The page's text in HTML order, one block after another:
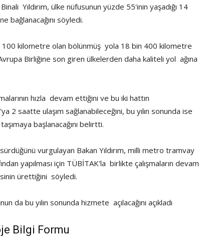
Yıldırım, ülke nüfusunun yüzde 55'inin yaşadığı 14
bağlanacağını söyledi.
100 kilometre olan bölünmüş yola 18 bin 400 kilometre
Birliğine son giren ülkelerden daha kaliteli yol ağına
hızla devam ettiğini ve bu iki hattın
2 saatte ulaşım sağlanabileceğini, bu yılın sonunda ise
başlanacağını belirtti.
vurgulayan Bakan Yıldırım, milli metro tramvay
yapılması için TÜBİTAK'la birlikte çalışmaların devam
ürettiğini söyledi.
da bu yılın sonunda hizmete açılacağını açıkladı
Bilgi Formu